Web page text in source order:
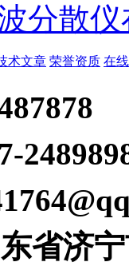
分散
术文章 荣誉资质 在
省济